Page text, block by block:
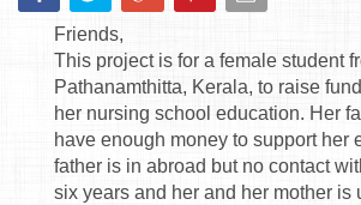
Friends,
This project is for a female student
Pathanamthitta, Kerala, to raise
her nursing school education. Her
have enough money to support her
father is in abroad but no contact
six years and her and her mother is